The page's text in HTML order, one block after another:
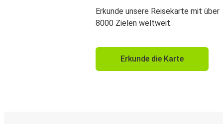
Erkunde unsere Reisekarte mit über
8000 Zielen weltweit.
Erkunde die Karte